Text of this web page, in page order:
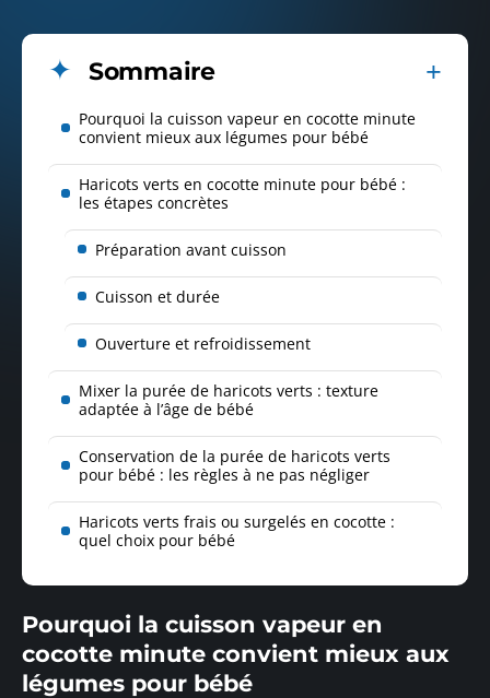
Sommaire
Pourquoi la cuisson vapeur en cocotte minute
convient mieux aux légumes pour bébé
Haricots verts en cocotte minute pour bébé :
les étapes concrètes
Préparation avant cuisson
Cuisson et durée
Ouverture et refroidissement
Mixer la purée de haricots verts : texture
adaptée à l’âge de bébé
Conservation de la purée de haricots verts
pour bébé : les règles à ne pas négliger
Haricots verts frais ou surgelés en cocotte :
quel choix pour bébé
Pourquoi la cuisson vapeur en
cocotte minute convient mieux aux
légumes pour bébé